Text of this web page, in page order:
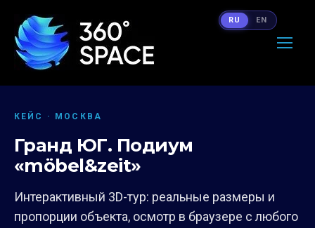
КЕЙС · МОСКВА
Гранд ЮГ. Подиум
«möbel&zeit»
Интерактивный 3D-тур: реальные размеры и
пропорции объекта, осмотр в браузере с любого
RU EN